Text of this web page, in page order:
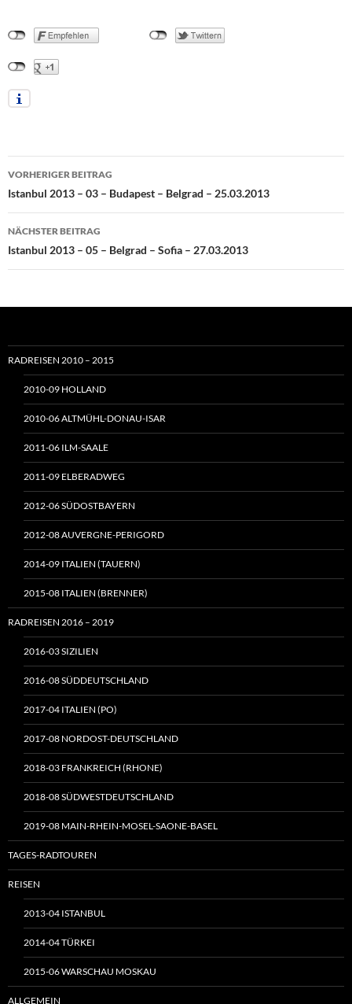
Beitragsnavigation
VORHERIGER BEITRAG
Istanbul 2013 – 03 – Budapest – Belgrad – 25.03.2013
NÄCHSTER BEITRAG
Istanbul 2013 – 05 – Belgrad – Sofia – 27.03.2013
RADREISEN 2010 – 2015
2010-09 HOLLAND
2010-06 ALTMÜHL-DONAU-ISAR
2011-06 ILM-SAALE
2011-09 ELBERADWEG
2012-06 SÜDOSTBAYERN
2012-08 AUVERGNE-PERIGORD
2014-09 ITALIEN (TAUERN)
2015-08 ITALIEN (BRENNER)
RADREISEN 2016 – 2019
2016-03 SIZILIEN
2016-08 SÜDDEUTSCHLAND
2017-04 ITALIEN (PO)
2017-08 NORDOST-DEUTSCHLAND
2018-03 FRANKREICH (RHONE)
2018-08 SÜDWESTDEUTSCHLAND
2019-08 MAIN-RHEIN-MOSEL-SAONE-BASEL
TAGES-RADTOUREN
REISEN
2013-04 ISTANBUL
2014-04 TÜRKEI
2015-06 WARSCHAU MOSKAU
ALLGEMEIN